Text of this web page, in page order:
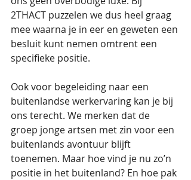
2THACT puzzelen we dus heel graag
mee waarna je in eer en geweten een
besluit kunt nemen omtrent een
specifieke positie.
Ook voor begeleiding naar een
buitenlandse werkervaring kan je bij
ons terecht. We merken dat de
groep jonge artsen met zin voor een
buitenlands avontuur blijft
toenemen. Maar hoe vind je nu zo’n
positie in het buitenland? En hoe pak